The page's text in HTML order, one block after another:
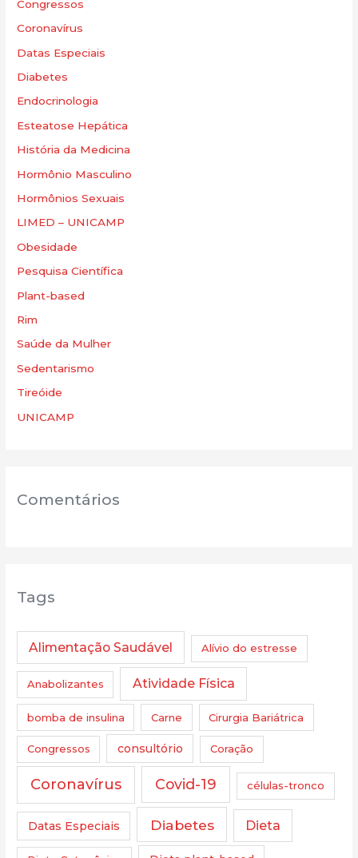
Congressos
Coronavírus
Datas Especiais
Diabetes
Endocrinologia
Esteatose Hepática
História da Medicina
Hormônio Masculino
Hormônios Sexuais
LIMED – UNICAMP
Obesidade
Pesquisa Científica
Plant-based
Rim
Saúde da Mulher
Sedentarismo
Tireóide
UNICAMP
Comentários
Tags
Alimentação Saudável Alívio do estresse
Anabolizantes Atividade Física
bomba de insulina Carne Cirurgia Bariátrica
Congressos consultório Coração
Coronavírus Covid-19 células-tronco
Datas Especiais Diabetes Dieta